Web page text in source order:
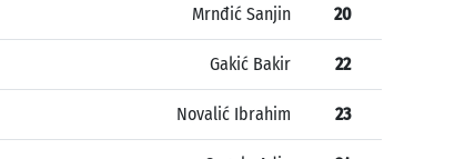
Mrnđić Sanjin 20
Gakić Bakir 22
Novalić Ibrahim 23